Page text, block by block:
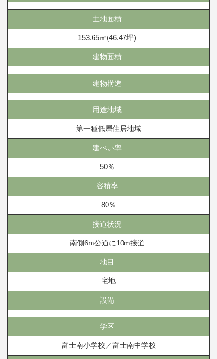
土地面積
153.65㎡(46.47坪)
建物面積
建物構造
用途地域
第一種低層住居地域
建ぺい率
50％
容積率
80％
接道状況
南側6m公道に10m接道
地目
宅地
設備
学区
富士南小学校／富士南中学校